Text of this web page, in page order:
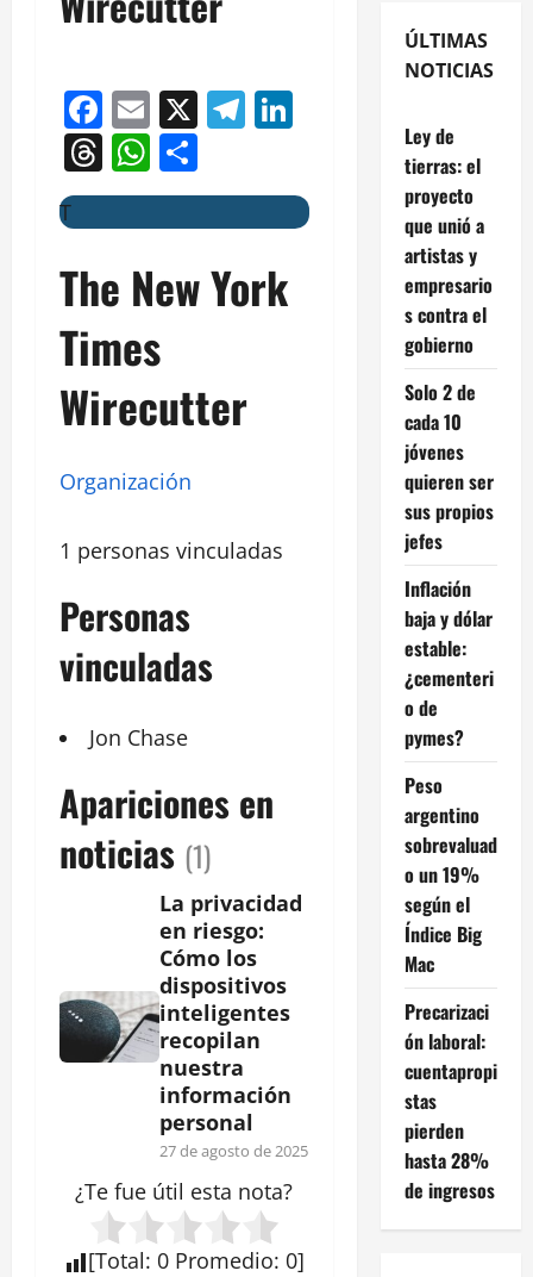
Facebook
Email
X Telegram
Threads
WhatsApp
T
The New York
Times
Wirecutter
Organización
1 personas vinculadas
Personas
vinculadas
Jon Chase
Apariciones en
noticias (1)
La privacidad
en riesgo:
Cómo los
dispositivos
inteligentes
recopilan
nuestra
información
personal
27 de agosto de 2025
¿Te fue útil esta nota?
[Total: 0 Promedio: 0]
ÚLTIMAS
NOTICIAS
Ley de
tierras: el
proyecto
que unió a
artistas y
empresario
s contra el
gobierno
Solo 2 de
cada 10
jóvenes
quieren ser
sus propios
jefes
Inflación
baja y dólar
estable:
¿cementeri
o de
pymes?
Peso
argentino
sobrevaluad
o un 19%
según el
Índice Big
Mac
Precarizaci
ón laboral:
cuentapropi
stas
pierden
hasta 28%
de ingresos